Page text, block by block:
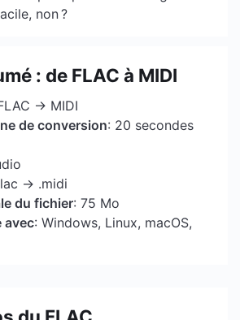
non ?
: de FLAC à MIDI
→ MIDI
de conversion: 20 secondes
→ .midi
du fichier: 75 Mo
avec: Windows, Linux, macOS,